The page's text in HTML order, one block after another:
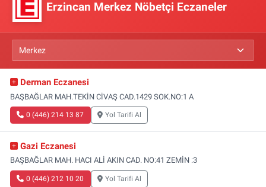
Erzincan Merkez Nöbetçi Eczaneler
Derman Eczanesi
BAŞBAĞLAR MAH.TEKİN CİVAŞ CAD.1429 SOK.NO:1 A
0 (446) 214 13 87 Yol Tarifi Al
Gazi Eczanesi
BAŞBAĞLAR MAH. HACI ALİ AKIN CAD. NO:41 ZEMİN :3
0 (446) 212 10 20 Yol Tarifi Al